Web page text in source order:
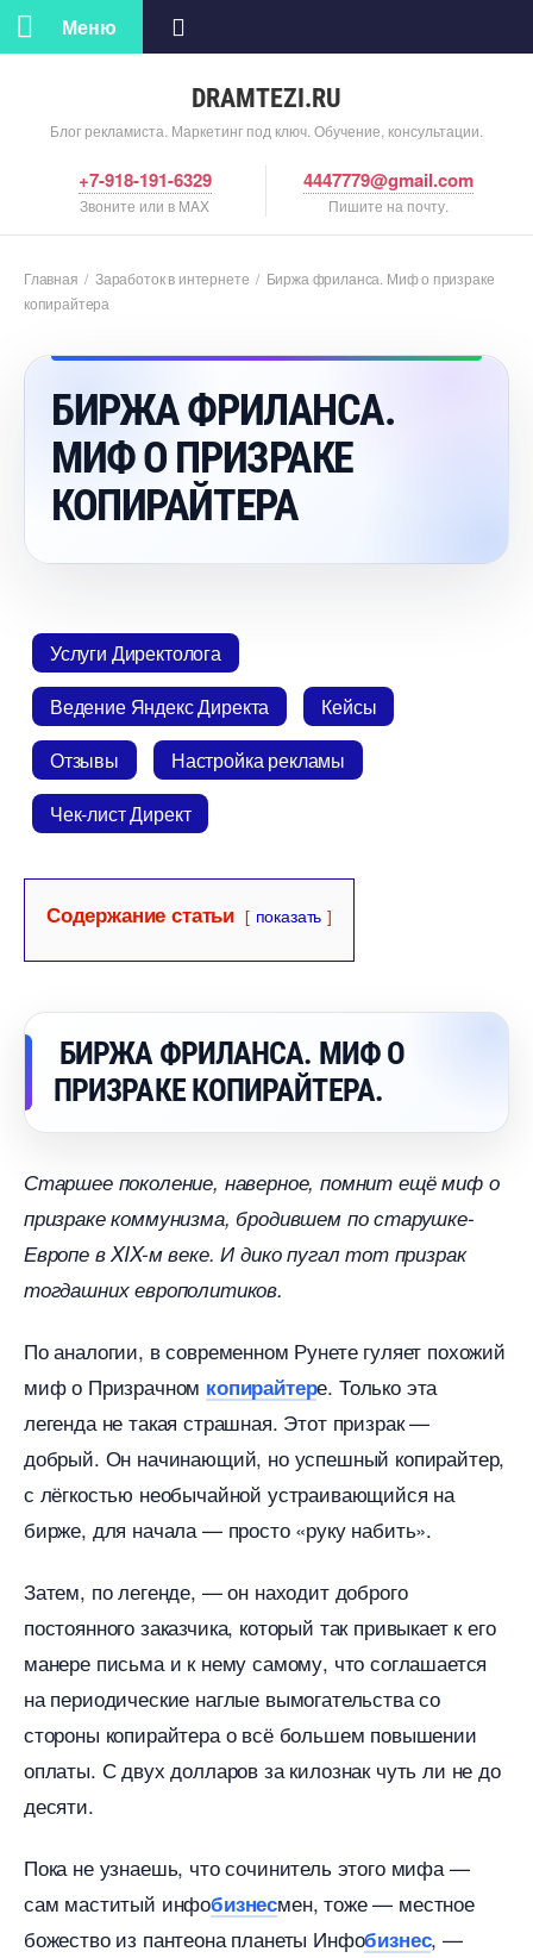
DRAMTEZI.RU
Блог рекламиста. Маркетинг под ключ. Обучение, консультации.
Меню
+7-918-191-6329
Звоните или в MAX
4447779@gmail.com
Пишите на почту.
Главная / Заработок в интернете / Биржа фриланса. Миф о призраке
копирайтера
БИРЖА ФРИЛАНСА.
МИФ О ПРИЗРАКЕ
КОПИРАЙТЕРА
Услуги Директолога
едение Яндекс Директа
Кейсы
Отзывы
Настройка рекламы
Чек-лист Директ
Содержание статьи показать
БИРЖА ФРИЛАНСА. МИФ О
ПРИЗРАКЕ КОПИРАЙТЕРА.
Старшее поколение, наверное, помнит ещё миф о
призраке коммунизма, бродившем по старушке-
Европе в XIX-м веке. И дико пугал тот призрак
тогдашних европолитиков.
По аналогии, в современном Рунете гуляет похожий
миф о Призрачном копирайтере. Только эта
легенда не такая страшная. Этот призрак —
добрый. Он начинающий, но успешный копирайтер,
с лёгкостью необычайной устраивающийся на
ирже, для начала — просто «руку набить».
Затем, по легенде, — он находит доброго
постоянного заказчика, который так привыкает к его
манере письма и к нему самому, что соглашается
на периодические наглые вымогательства со
стороны копирайтера о всё большем повышении
оплаты. С двух долларов за килознак чуть ли не до
десяти.
Пока не узнаешь, что сочинитель этого мифа —
сам маститый инфоизнесмен, тоже — местное
ожество из пантеона планеты Инфоизнес, —